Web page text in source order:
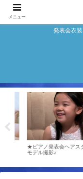
発表会衣
★ピアノ発表会ヘアスタ
モデル撮影♪
メニュー